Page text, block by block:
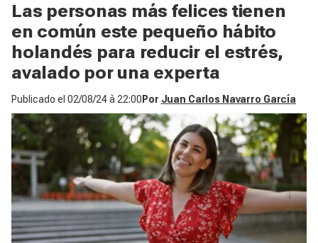
Las personas más felices tienen
en común este pequeño hábito
holandés para reducir el estrés,
avalado por una experta
Publicado el 02/08/24 à 22:00 Por Juan Carlos Navarro García